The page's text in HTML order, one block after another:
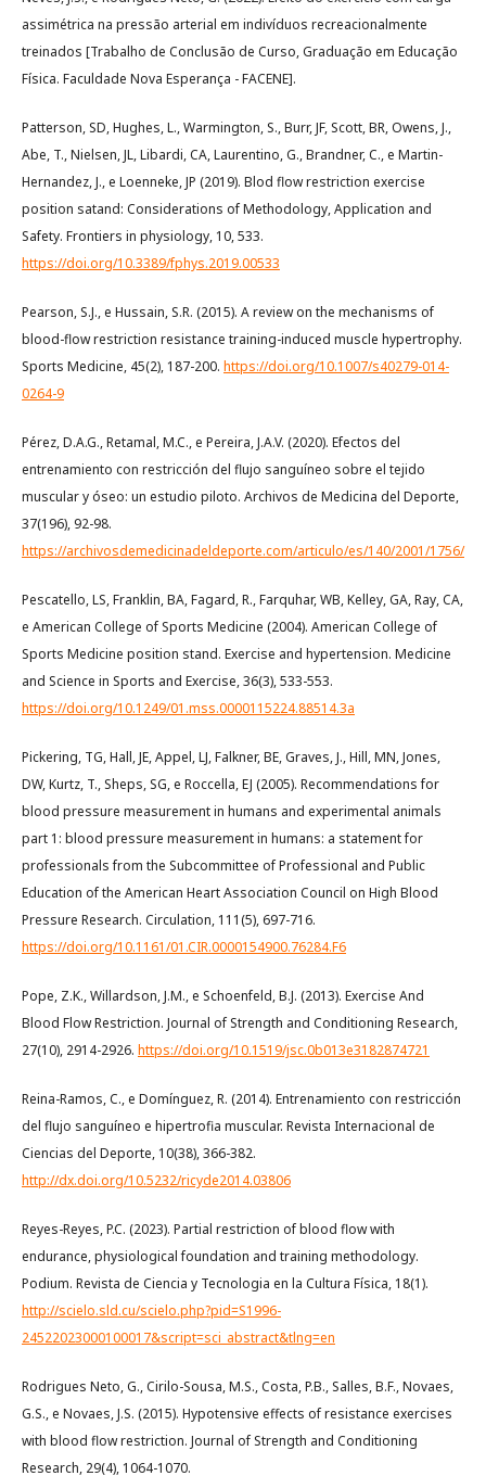
assimétrica na pressão arterial em indivíduos recreacionalmente
treinados [Trabalho de Conclusão de Curso, Graduação em Educação
Física. Faculdade Nova Esperança - FACENE].
Patterson, SD, Hughes, L., Warmington, S., Burr, JF, Scott, BR, Owens, J.,
Abe, T., Nielsen, JL, Libardi, CA, Laurentino, G., Brandner, C., e Martin-
Hernandez, J., e Loenneke, JP (2019). Blod flow restriction exercise
position satand: Considerations of Methodology, Application and
Safety. Frontiers in physiology, 10, 533.
https://doi.org/10.3389/fphys.2019.00533
Pearson, S.J., e Hussain, S.R. (2015). A review on the mechanisms of
blood-flow restriction resistance training-induced muscle hypertrophy.
Sports Medicine, 45(2), 187-200. https://doi.org/10.1007/s40279-014-
0264-9
Pérez, D.A.G., Retamal, M.C., e Pereira, J.A.V. (2020). Efectos del
entrenamiento con restricción del flujo sanguíneo sobre el tejido
muscular y óseo: un estudio piloto. Archivos de Medicina del Deporte,
37(196), 92-98.
https://archivosdemedicinadeldeporte.com/articulo/es/140/2001/1756/
Pescatello, LS, Franklin, BA, Fagard, R., Farquhar, WB, Kelley, GA, Ray, CA,
e American College of Sports Medicine (2004). American College of
Sports Medicine position stand. Exercise and hypertension. Medicine
and Science in Sports and Exercise, 36(3), 533-553.
https://doi.org/10.1249/01.mss.0000115224.88514.3a
Pickering, TG, Hall, JE, Appel, LJ, Falkner, BE, Graves, J., Hill, MN, Jones,
DW, Kurtz, T., Sheps, SG, e Roccella, EJ (2005). Recommendations for
blood pressure measurement in humans and experimental animals
part 1: blood pressure measurement in humans: a statement for
professionals from the Subcommittee of Professional and Public
Education of the American Heart Association Council on High Blood
Pressure Research. Circulation, 111(5), 697-716.
https://doi.org/10.1161/01.CIR.0000154900.76284.F6
Pope, Z.K., Willardson, J.M., e Schoenfeld, B.J. (2013). Exercise And
Blood Flow Restriction. Journal of Strength and Conditioning Research,
27(10), 2914-2926. https://doi.org/10.1519/jsc.0b013e3182874721
Reina-Ramos, C., e Domínguez, R. (2014). Entrenamiento con restricción
del flujo sanguíneo e hipertrofia muscular. Revista Internacional de
Ciencias del Deporte, 10(38), 366-382.
http://dx.doi.org/10.5232/ricyde2014.03806
Reyes-Reyes, P.C. (2023). Partial restriction of blood flow with
endurance, physiological foundation and training methodology.
Podium. Revista de Ciencia y Tecnologia en la Cultura Física, 18(1).
http://scielo.sld.cu/scielo.php?pid=S1996-
24522023000100017&script=sci_abstract&tlng=en
Rodrigues Neto, G., Cirilo-Sousa, M.S., Costa, P.B., Salles, B.F., Novaes,
G.S., e Novaes, J.S. (2015). Hypotensive effects of resistance exercises
with blood flow restriction. Journal of Strength and Conditioning
Research, 29(4), 1064-1070.